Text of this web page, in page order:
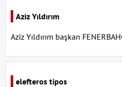
Aziz Yıldırım
Aziz Yıldırım başkan
elefteros tipos